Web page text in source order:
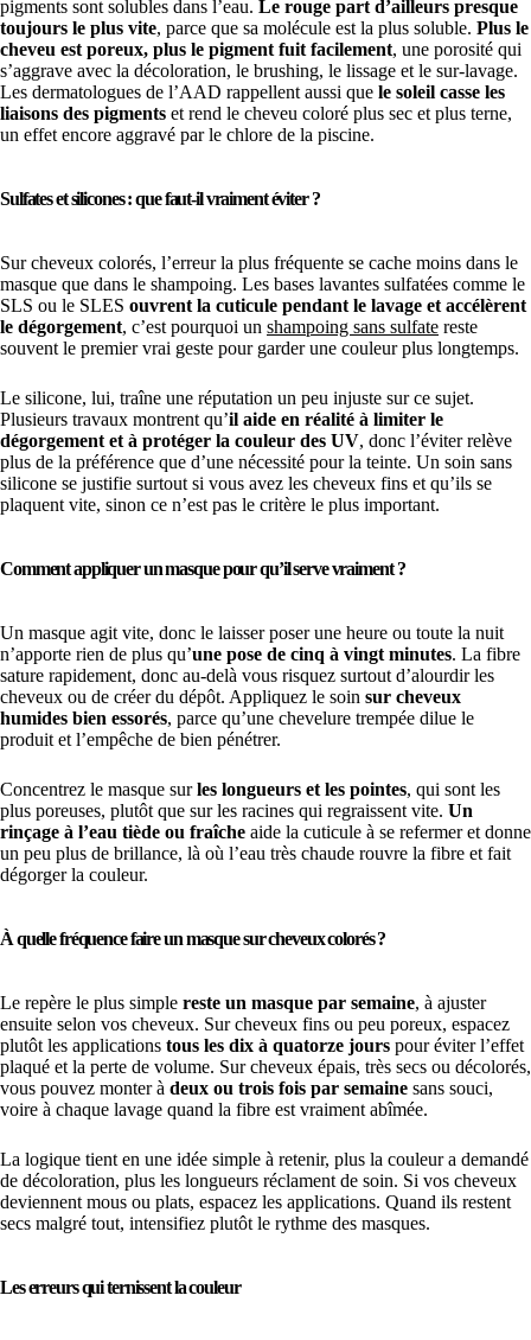
pigments sont solubles dans l’eau. Le rouge part d’ailleurs presque
toujours le plus vite, parce que sa molécule est la plus soluble. Plus le
cheveu est poreux, plus le pigment fuit facilement, une porosité qui
s’aggrave avec la décoloration, le brushing, le lissage et le sur-lavage.
Les dermatologues de l’AAD rappellent aussi que le soleil casse les
liaisons des pigments et rend le cheveu coloré plus sec et plus terne,
un effet encore aggravé par le chlore de la piscine.
Sulfates et silicones : que faut-il vraiment éviter ?
Sur cheveux colorés, l’erreur la plus fréquente se cache moins dans le
masque que dans le shampoing. Les bases lavantes sulfatées comme le
SLS ou le SLES ouvrent la cuticule pendant le lavage et accélèrent
le dégorgement, c’est pourquoi un shampoing sans sulfate reste
souvent le premier vrai geste pour garder une couleur plus longtemps.
Le silicone, lui, traîne une réputation un peu injuste sur ce sujet.
Plusieurs travaux montrent qu’il aide en réalité à limiter le
dégorgement et à protéger la couleur des UV, donc l’éviter relève
plus de la préférence que d’une nécessité pour la teinte. Un soin sans
silicone se justifie surtout si vous avez les cheveux fins et qu’ils se
plaquent vite, sinon ce n’est pas le critère le plus important.
Comment appliquer un masque pour qu’il serve vraiment ?
Un masque agit vite, donc le laisser poser une heure ou toute la nuit
n’apporte rien de plus qu’une pose de cinq à vingt minutes. La fibre
sature rapidement, donc au-delà vous risquez surtout d’alourdir les
cheveux ou de créer du dépôt. Appliquez le soin sur cheveux
humides bien essorés, parce qu’une chevelure trempée dilue le
produit et l’empêche de bien pénétrer.
Concentrez le masque surles longueurs et les pointes, qui sont les
plus poreuses, plutôt que sur les racines qui regraissent vite. Un
rinçage à l’eau tiède ou fraîche aide la cuticule à se refermer et donne
un peu plus de brillance, là où l’eau très chaude rouvre la fibre et fait
dégorger la couleur.
À quelle fréquence faire un masque sur cheveux colorés ?
Le repère le plus simple reste un masque par semaine, à ajuster
ensuite selon vos cheveux. Sur cheveux fins ou peu poreux, espacez
plutôt les applications tous les dix à quatorze jours pour éviter l’effet
plaqué et la perte de volume. Sur cheveux épais, très secs ou décolorés,
vous pouvez monter à deux ou trois fois par semaine sans souci,
voire à chaque lavage quand la fibre est vraiment abîmée.
La logique tient en une idée simple à retenir, plus la couleur a demandé
de décoloration, plus les longueurs réclament de soin. Si vos cheveux
deviennent mous ou plats, espacez les applications. Quand ils restent
secs malgré tout, intensifiez plutôt le rythme des masques.
Les erreurs qui ternissent la couleur